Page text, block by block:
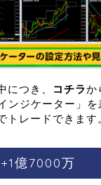
つき、 コチラか
ンジケーター」を
トレードできます
億7000万